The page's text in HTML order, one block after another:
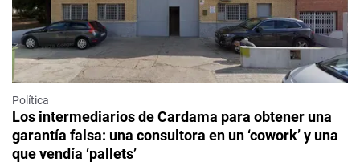
Política
Los intermediarios de Cardama para obtener una
garantía falsa: una consultora en un ‘cowork’ y una
que vendía ‘pallets’